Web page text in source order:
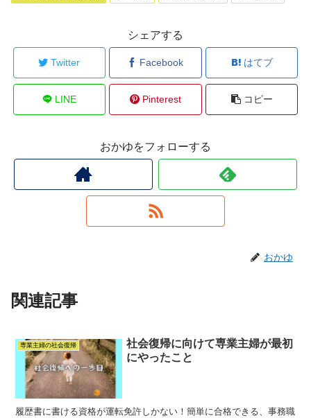
シェアする
Twitter Facebook はてブ
LINE Pinterest コピー
おかゆをフォローする
おかゆ
関連記事
専業主婦の社会復帰
社会復帰に向けて専業主婦が最初
にやったこと
履歴書に書ける資格が運転免許しかない！簡単に合格できる、事務職